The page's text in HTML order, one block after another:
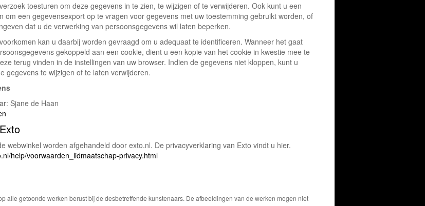
toesturen om deze gegevens in te zien, te wijzigen of te verwijderen. Ook kunt u een
om een gegevensexport op te vragen voor gegevens met uw toestemming gebruikt worden, of
dat u de verwerking van persoonsgegevens wil laten beperken.
kan u daarbij worden gevraagd om u adequaat te identificeren. Wanneer het gaat
gekoppeld aan een cookie, dient u een kopie van het cookie in kwestie mee te
terug vinden in de instellingen van uw browser. Indien de gegevens niet kloppen, kunt u
gegevens te wijzigen of te laten verwijderen.
Sjane de Haan
webwinkel worden afgehandeld door exto.nl. De privacyverklaring van Exto vindt u hier.
help/voorwaarden_lidmaatschap-privacy.html
alle getoonde werken berust bij de desbetreffende kunstenaars. De afbeeldingen van de werken mogen niet